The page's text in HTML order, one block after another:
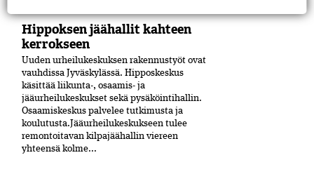
Hippoksen jäähallit kahteen
kerrokseen
Uuden urheilukeskuksen rakennustyöt ovat
vauhdissa Jyväskylässä. Hipposkeskus
käsittää liikunta-, osaamis- ja
jääurheilukeskukset sekä pysäköintihallin.
Osaamiskeskus palvelee tutkimusta ja
koulutusta.Jääurheilukeskukseen tulee
remontoitavan kilpajäähallin viereen
yhteensä kolme...